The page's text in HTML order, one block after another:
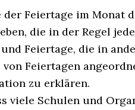
Feiertage im Monat
die in der Regel
Feiertage, die in
Feiertagen
zu erklären.
viele Schulen und